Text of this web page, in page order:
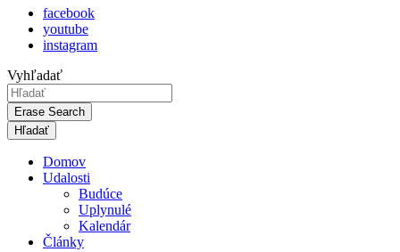
facebook
youtube
instagram
Vyhľadať
Erase Search
Domov
Udalosti
Budúce
Uplynulé
Kalendár
Články